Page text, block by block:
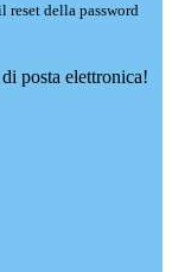
reset della password
posta elettronica!